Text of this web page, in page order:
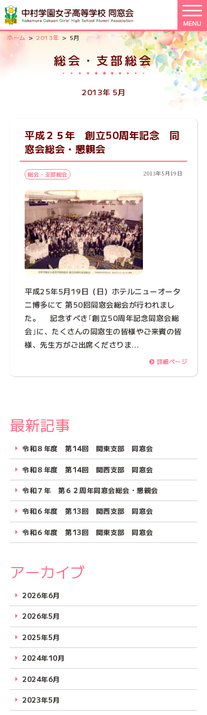
ホーム > 2013年 > 5月
総会・支部総会
2013年 5月
平成２５年 創立50周年記念 同
窓会総会・懇親会
総会・支部総会 2013年5月19日
平成25年5月19日（日）ホテルニューオータ
ニ博多にて 第50回同窓会総会が行われまし
た。 記念すべき｢創立50周年記念同窓会総
会｣に、たくさんの同窓生の皆様やご来賓の皆
様、先生方がご出席くださりま…
詳細ページ
最新記事
令和８年度 第14回 関東支部 同窓会
令和８年度 第14回 関西支部 同窓会
令和７年 第６２周年同窓会総会・懇親会
令和６年度 第13回 関西支部 同窓会
令和６年度 第13回 関東支部 同窓会
アーカイブ
2026年6月
2026年5月
2025年5月
2024年10月
2024年6月
2023年5月